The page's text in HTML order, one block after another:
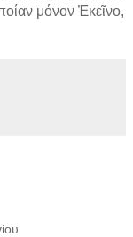
μόνον Ἐκεῖνο,